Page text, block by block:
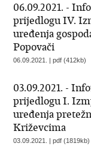
06.09.2021. -
prijedlogu IV.
uređenja
Popovači
06.09.2021. | pdf (412kb)
03.09.2021. -
prijedlogu I.
uređenja
Križevcima
03.09.2021. | pdf (1819kb)